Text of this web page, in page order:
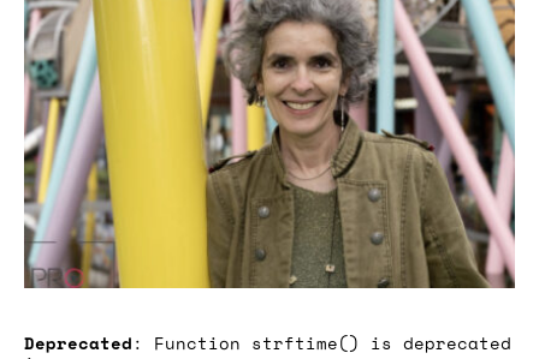
Deprecated: Function strftime() is deprecated